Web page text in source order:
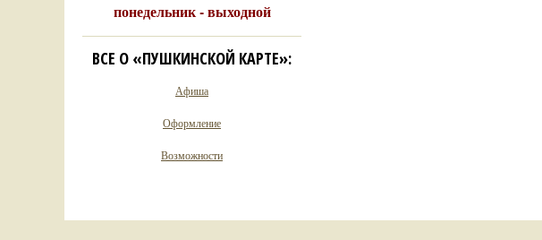
понедельник - выходной
ВСЕ О «ПУШКИНСКОЙ КАРТЕ»:
Афиша
Оформление
Возможности